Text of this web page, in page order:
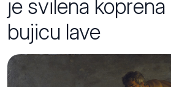
je svilena
bujicu lave